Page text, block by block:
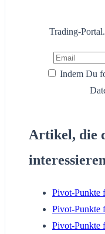
Trading-
Indem Du
Artikel, die
Pivot-Punkte
Pivot-Punkte
Pivot-Punkte